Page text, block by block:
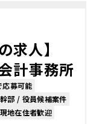
求人】
計事務所
応募可能
幹部 / 役員候補案件
現地在住者歓迎